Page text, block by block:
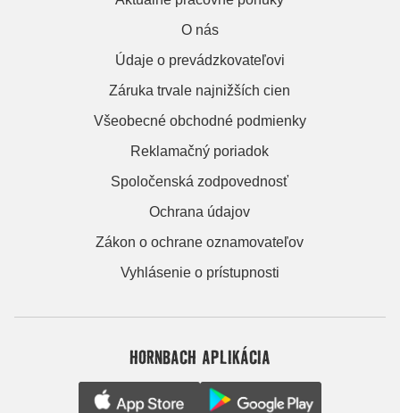
O nás
Údaje o prevádzkovateľovi
Záruka trvale najnižších cien
Všeobecné obchodné podmienky
Reklamačný poriadok
Spoločenská zodpovednosť
Ochrana údajov
Zákon o ochrane oznamovateľov
Vyhlásenie o prístupnosti
HORNBACH APLIKÁCIA